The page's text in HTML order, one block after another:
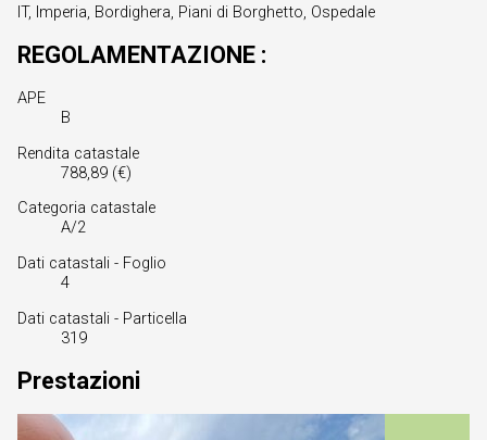
IT, Imperia, Bordighera, Piani di Borghetto, Ospedale
REGOLAMENTAZIONE :
APE
B
Rendita catastale
788,89 (€)
Categoria catastale
A/2
Dati catastali - Foglio
4
Dati catastali - Particella
319
Prestazioni